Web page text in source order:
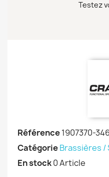
Testez
Référence1907370-
CatégorieBrassières /
En stock0 Article